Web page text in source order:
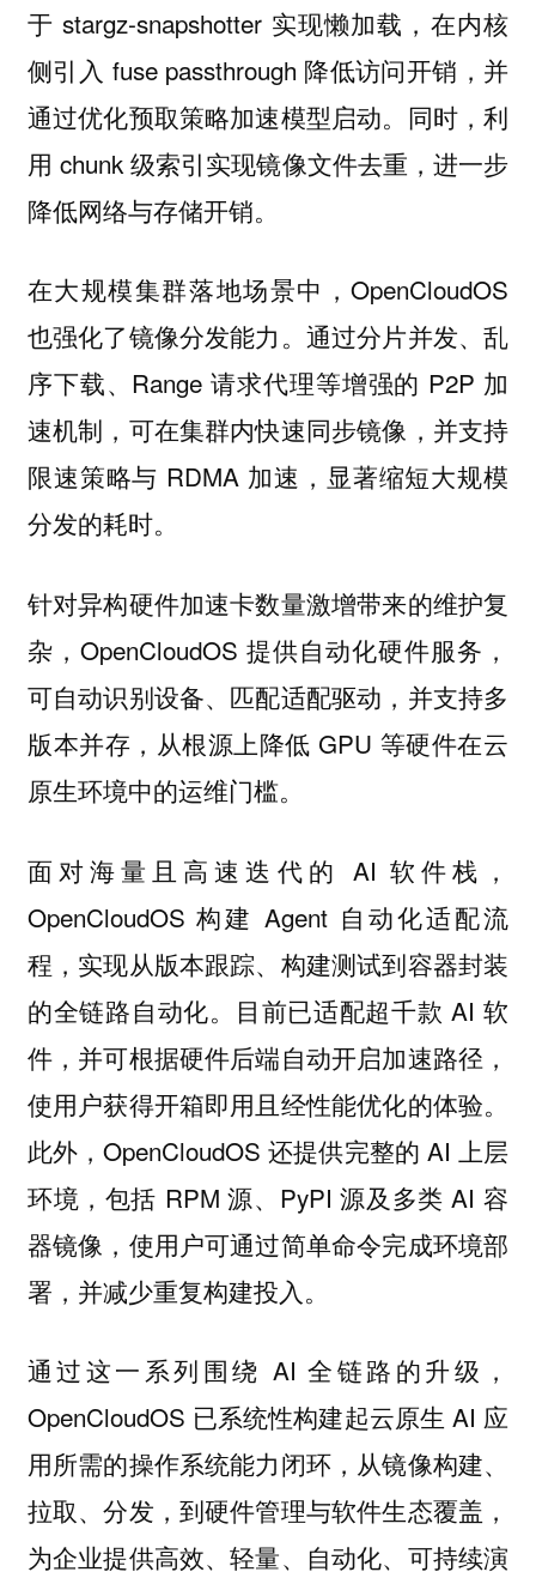
于 stargz-snapshotter 实现懒加载，在内核
侧引入 fuse passthrough 降低访问开销，并
通过优化预取策略加速模型启动。同时，利
用 chunk 级索引实现镜像文件去重，进一步
降低网络与存储开销。
在大规模集群落地场景中，OpenCloudOS
也强化了镜像分发能力。通过分片并发、乱
序下载、Range 请求代理等增强的 P2P 加
速机制，可在集群内快速同步镜像，并支持
限速策略与 RDMA 加速，显著缩短大规模
分发的耗时。
针对异构硬件加速卡数量激增带来的维护复
杂，OpenCloudOS 提供自动化硬件服务，
可自动识别设备、匹配适配驱动，并支持多
版本并存，从根源上降低 GPU 等硬件在云
原生环境中的运维门槛。
面对海量且高速迭代的 AI 软件栈，
OpenCloudOS 构建 Agent 自动化适配流
程，实现从版本跟踪、构建测试到容器封装
的全链路自动化。目前已适配超千款 AI 软
件，并可根据硬件后端自动开启加速路径，
使用户获得开箱即用且经性能优化的体验。
此外，OpenCloudOS 还提供完整的 AI 上层
环境，包括 RPM 源、PyPI 源及多类 AI 容
器镜像，使用户可通过简单命令完成环境部
署，并减少重复构建投入。
通过这一系列围绕 AI 全链路的升级，
OpenCloudOS 已系统性构建起云原生 AI 应
用所需的操作系统能力闭环，从镜像构建、
拉取、分发，到硬件管理与软件生态覆盖，
为企业提供高效、轻量、自动化、可持续演